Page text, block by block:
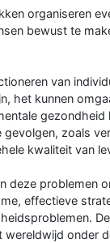
organiseren
bewust te
van
het kunnen
gezondheid
zoals
kwaliteit van
deze problemen
effectieve
De
onder